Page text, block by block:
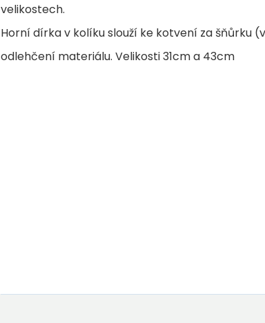
velikostech.
Horní dírka v kolíku slouží ke kotvení za šňůrku
odlehčení materiálu. Velikosti 31cm a 43cm